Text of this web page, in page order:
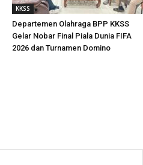
KKSS
Departemen Olahraga BPP KKSS
Gelar Nobar Final Piala Dunia FIFA
2026 dan Turnamen Domino